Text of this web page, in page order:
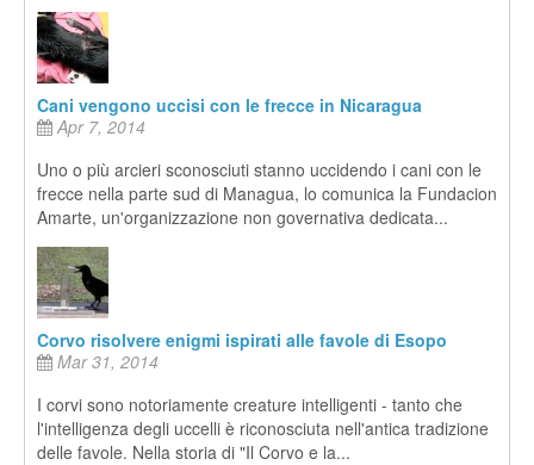
Cani vengono uccisi con le frecce in Nicaragua
Apr 7, 2014
Uno o più arcieri sconosciuti stanno uccidendo i cani con le
frecce nella parte sud di Managua, lo comunica la Fundacion
Amarte, un'organizzazione non governativa dedicata...
Corvo risolvere enigmi ispirati alle favole di Esopo
Mar 31, 2014
I corvi sono notoriamente creature intelligenti - tanto che
l'intelligenza degli uccelli è riconosciuta nell'antica tradizione
delle favole. Nella storia di "Il Corvo e la...